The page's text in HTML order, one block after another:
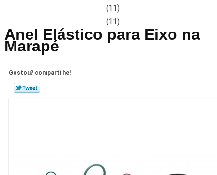
(11)
(11)
Anel Elástico para Eixo na
Marapé
Gostou? compartilhe!